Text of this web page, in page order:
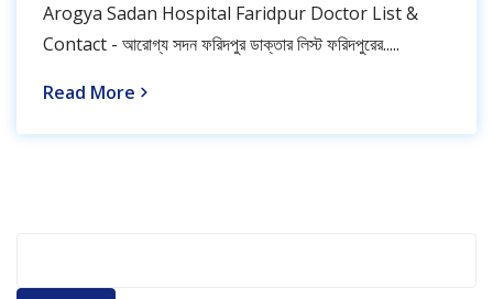
Arogya Sadan Hospital Faridpur Doctor List &
Contact - আরোগ্য সদন ফরিদপুর ডাক্তার লিস্ট ফরিদপুরের.....
Read More